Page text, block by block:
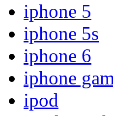
iphone 5
iphone 5s
iphone 6
iphone
ipod